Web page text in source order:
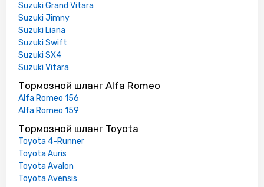
Suzuki Grand Vitara
Suzuki Jimny
Suzuki Liana
Suzuki Swift
Suzuki SX4
Suzuki Vitara
Тормозной шланг Alfa Romeo
Alfa Romeo 156
Alfa Romeo 159
Тормозной шланг Toyota
Toyota 4-Runner
Toyota Auris
Toyota Avalon
Toyota Avensis